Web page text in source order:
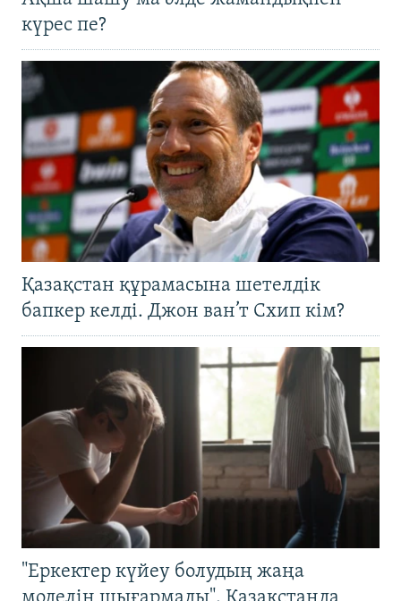
күрес пе?
Қазақстан құрамасына шетелдік
бапкер келді. Джон ван’т Схип кім?
"Еркектер күйеу болудың жаңа